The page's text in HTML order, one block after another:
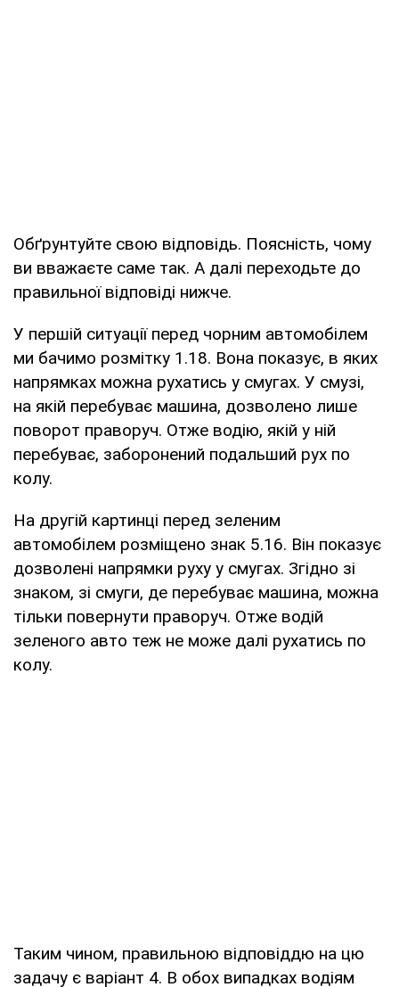
Обґрунтуйте свою відповідь. Поясність, чому
ви вважаєте саме так. А далі переходьте до
правильної відповіді нижче.
У першій ситуації перед чорним автомобілем
ми бачимо розмітку 1.18. Вона показує, в яких
напрямках можна рухатись у смугах. У смузі,
на якій перебуває машина, дозволено лише
поворот праворуч. Отже водію, якій у ній
перебуває, заборонений подальший рух по
колу.
На другій картинці перед зеленим
автомобілем розміщено знак 5.16. Він показує
дозволені напрямки руху у смугах. Згідно зі
знаком, зі смуги, де перебуває машина, можна
тільки повернути праворуч. Отже водій
зеленого авто теж не може далі рухатись по
колу.
Таким чином, правильною відповіддю на цю
задачу є варіант 4. В обох випадках водіям